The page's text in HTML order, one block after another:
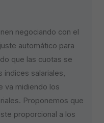
negociando con el
automático para
que las cuotas se
índices salariales,
va midiendo los
Proponemos que
proporcional a los